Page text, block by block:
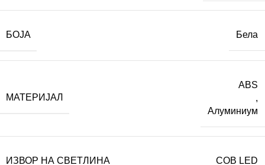
БОЈА Бела
МАТЕРИЈАЛ
ABS
,
Алуминиум
ИЗВОР НА СВЕТЛИНА COB LED